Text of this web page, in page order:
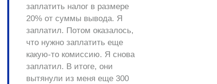
заплатить налог в размере
20% от суммы вывода. Я
заплатил. Потом оказалось,
что нужно заплатить еще
какую-то комиссию. Я снова
заплатил. В итоге, они
вытянули из меня еще 300